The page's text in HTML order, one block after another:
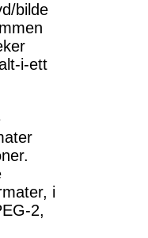
bilde
i-ett
i
2,